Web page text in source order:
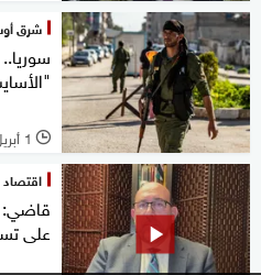
شرق
l 1 أبريل 2025
اقتصاد
قاضي:
على